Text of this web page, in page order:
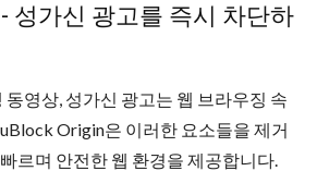
성가신 광고를 즉시 차단하
동영상, 성가신 광고는 웹 브라우징 속
Origin은 이러한 요소들을 제거
르며 안전한 웹 환경을 제공합니다.